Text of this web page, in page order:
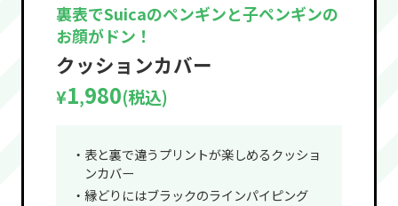
裏表でSuicaのペンギンと子ペンギンの
お顔がドン！
クッションカバー
¥1,980(税込)
・表と裏で違うプリントが楽しめるクッショ
ンカバー
・縁どりにはブラックのラインパイピング